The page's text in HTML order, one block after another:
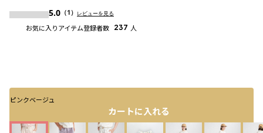
ピンクベージュ
5.0 （1） レビューを見る
お気に入りアイテム登録者数 237 人
カートに入れる